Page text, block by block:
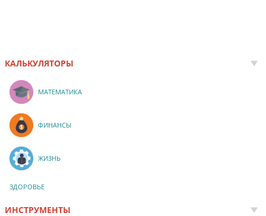
КАЛЬКУЛЯТОРЫ
МАТЕМАТИКА
ФИНАНСЫ
ЖИЗНЬ
ЗДОРОВЬЕ
ИНСТРУМЕНТЫ